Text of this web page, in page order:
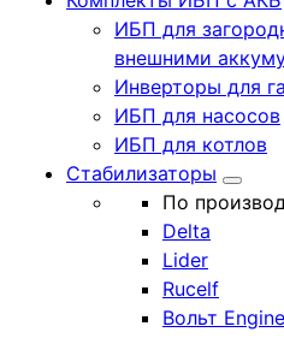
ИБП для
внешними
Инверторы для
ИБП для насосов
ИБП для котлов
Стабилизаторы
По
Delta
Lider
Rucelf
Вольт